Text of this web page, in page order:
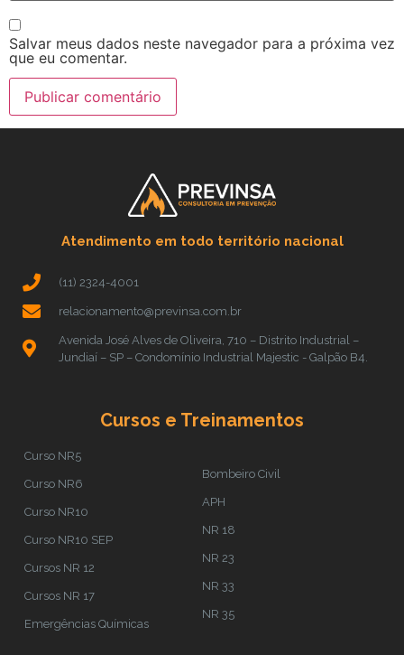
Salvar meus dados neste navegador para a próxima vez
que eu comentar.
Atendimento em todo território nacional
(11) 2324-4001
relacionamento@previnsa.com.br
Avenida José Alves de Oliveira, 710 – Distrito Industrial –
Jundiaí – SP – Condomínio Industrial Majestic - Galpão B4.
Cursos e Treinamentos
Curso NR5
Curso NR6
Curso NR10
Curso NR10 SEP
Cursos NR 12
Cursos NR 17
Emergências Químicas
Bombeiro Civil
APH
NR 18
NR 23
NR 33
NR 35